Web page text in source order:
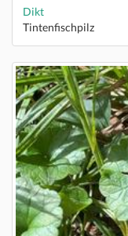
Dikt
Tintenfischpilz